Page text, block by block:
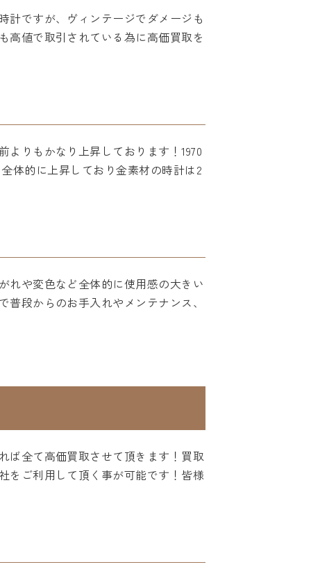
計ですが、ヴィンテージでダメージも
高値で取引されている為に高価買取を
りもかなり上昇しております！1970
体的に上昇しており金素材の時計は2
れや変色など全体的に使用感の大きい
段からのお手入れやメンテナンス、
ば全て高価買取させて頂きます！買取
をご利用して頂く事が可能です！皆様